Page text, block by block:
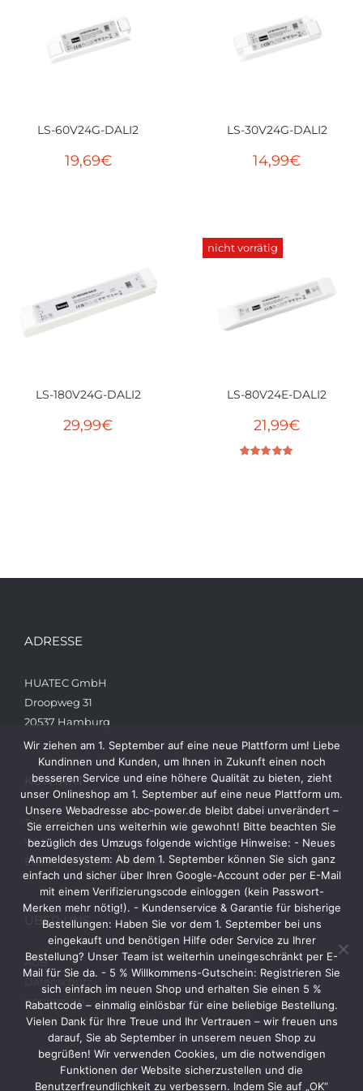
LS-60V24G-DALI2
19,69€
LS-30V24G-DALI2
14,99€
LS-180V24G-DALI2
29,99€
nicht vorrätig
LS-80V24E-DALI2
21,99€
ADRESSE
HUATEC GmbH
Droopweg 31
20537 Hamburg
KONTAKT
Telefon: +49 40 236448822
Web: www.abc-power.de
Email: info@abc-power.de
ÜBER UNS
AGB
Impressum
Wir ziehen am 1. September auf eine neue Plattform um! Liebe
Kundinnen und Kunden, um Ihnen in Zukunft einen noch
besseren Service und eine höhere Qualität zu bieten, zieht
unser Onlineshop am 1. September auf eine neue Plattform um.
Unsere Webadresse abc-power.de bleibt dabei unverändert –
Sie erreichen uns weiterhin wie gewohnt! Bitte beachten Sie
bezüglich des Umzugs folgende wichtige Hinweise: - Neues
Anmeldesystem: Ab dem 1. September können Sie sich ganz
einfach und sicher über Ihren Google-Account oder per E-Mail
mit einem Verifizierungscode einloggen (kein Passwort-
Merken mehr nötig!). - Kundenservice & Garantie für bisherige
Bestellungen: Haben Sie vor dem 1. September bei uns
eingekauft und benötigen Hilfe oder Service zu Ihrer
Bestellung? Unser Team ist weiterhin uneingeschränkt per E-
Mail für Sie da. - 5 % Willkommens-Gutschein: Registrieren Sie
sich einfach im neuen Shop und erhalten Sie einen 5 %
Rabattcode – einmalig einlösbar für eine beliebige Bestellung.
Vielen Dank für Ihre Treue und Ihr Vertrauen – wir freuen uns
darauf, Sie ab September in unserem neuen Shop zu
begrüßen! Wir verwenden Cookies, um die notwendigen
Funktionen der Website sicherzustellen und die
Benutzerfreundlichkeit zu verbessern. Indem Sie auf „OK“